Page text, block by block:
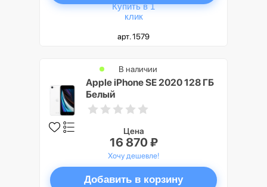
Купить в 1
клик
арт. 1579
Apple iPhone SE 2020 128 ГБ
Белый
В наличии
Цена
16 870 ₽
Хочу дешевле!
Добавить в корзину